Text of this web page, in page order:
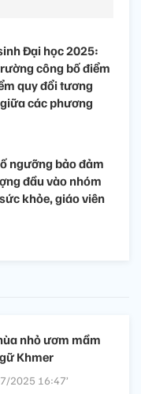
Đại học 2025:
công bố điểm
quy đổi tương
các phương
ngưỡng bảo đảm
đầu vào nhóm
khỏe, giáo viên
nhỏ ươm mầm
Khmer
2025 16:47’